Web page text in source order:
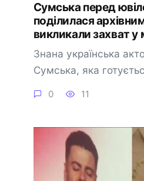
Сумська перед
поділилася
викликали захват у
Знана українська
Сумська, яка
0 11